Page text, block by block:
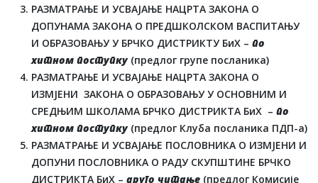
РАЗМАТРАЊЕ И УСВАЈАЊЕ НАЦРТА ЗАКОНА О
ДОПУНАМА ЗАКОНА О ПРЕДШКОЛСКОМ ВАСПИТАЊУ
И ОБРАЗОВАЊУ У БРЧКО ДИСТРИКТУ БиХ – по
хитном поступку(предлог групе посланика)
РАЗМАТРАЊЕ И УСВАЈАЊЕ НАЦРТА ЗАКОНА О
ИЗМЈЕНИ ЗАКОНА О ОБРАЗОВАЊУ У ОСНОВНИМ И
СРЕДЊИМ ШКОЛАМА БРЧКО ДИСТРИКТА БиХ – по
хитном поступку (предлог Клуба посланика ПДП-а)
РАЗМАТРАЊЕ И УСВАЈАЊЕ ПОСЛОВНИКА О ИЗМЈЕНИ И
ДОПУНИ ПОСЛОВНИКА О РАДУ СКУПШТИНЕ БРЧКО
ДИСТРИКТА БиХ – друго читање (предлог Комисије